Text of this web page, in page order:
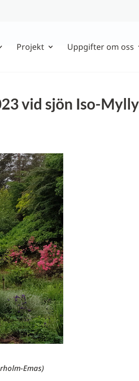
Projekt Uppgifter om oss
vid sjön Iso-
Emas)